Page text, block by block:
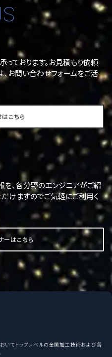
ております。お見積もり依頼
お問い合わせフォームをご活
こちら
、各分野のエンジニアがご紹
けますのでご気軽にご利用く
ーはこちら
いてトップレベルの金属加工技術および各